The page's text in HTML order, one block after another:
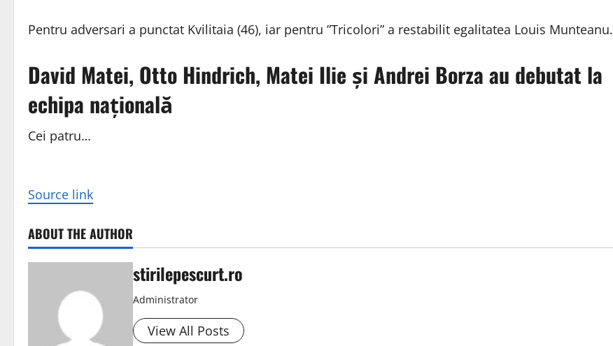
Pentru adversari a punctat Kvilitaia (46), iar pentru ”Tricolori” a restabilit egalitatea Louis Munteanu.
David Matei, Otto Hindrich, Matei Ilie și Andrei Borza au debutat la
echipa națională
Cei patru…
Source link
ABOUT THE AUTHOR
stirilepescurt.ro
Administrator
View All Posts